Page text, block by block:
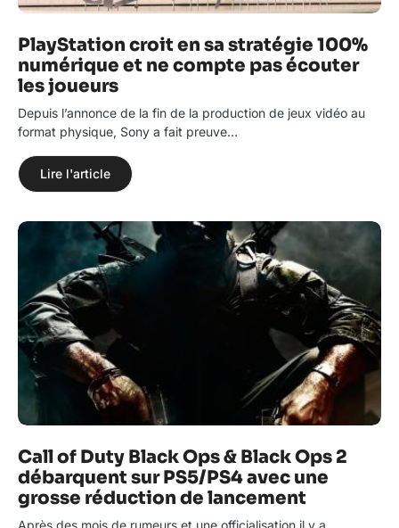
PlayStation croit en sa stratégie 100%
numérique et ne compte pas écouter
les joueurs
Depuis l’annonce de la fin de la production de jeux vidéo au
format physique, Sony a fait preuve…
Lire l'article
Call of Duty Black Ops & Black Ops 2
débarquent sur PS5/PS4 avec une
grosse réduction de lancement